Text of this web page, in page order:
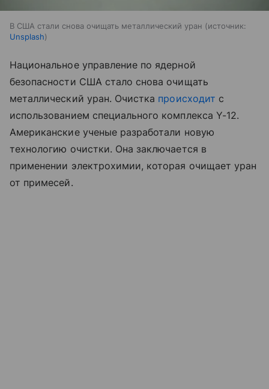
В США стали снова очищать металлический уран
источник:
Unsplash
Национальное управление по ядерной
безопасности США стало снова очищать
металлический уран. Очистка происходит с
использованием специального комплекса Y-12.
Американские ученые разработали новую
технологию очистки. Она заключается в
применении электрохимии, которая очищает уран
от примесей.